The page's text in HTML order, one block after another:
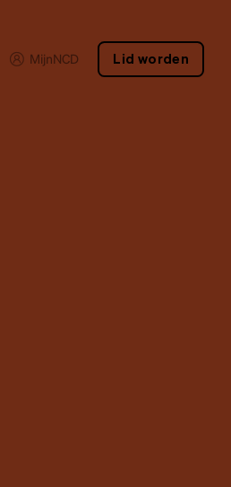
MijnNCD Lid worden